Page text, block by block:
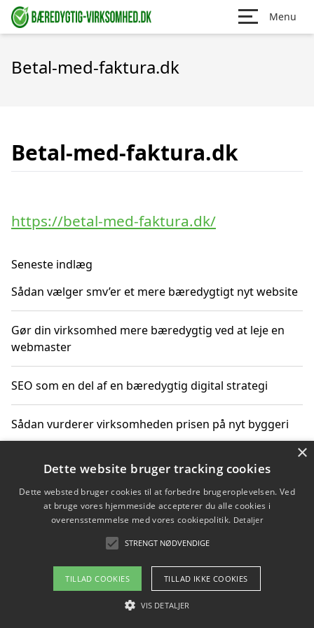
Menu
Betal-med-faktura.dk
Betal-med-faktura.dk
https://betal-med-faktura.dk/
Seneste indlæg
Sådan vælger smv’er et mere bæredygtigt nyt website
Gør din virksomhed mere bæredygtig ved at leje en
webmaster
SEO som en del af en bæredygtig digital strategi
Sådan vurderer virksomheden prisen på nyt byggeri
Sådan får du hjælp til en hjemmeside uden binding
Copyright 2026 - Pilanto Aps
Om / kontakt
Blog Betingelser
×
Dette website bruger tracking cookies
Dette websted bruger cookies til at forbedre brugeroplevelsen. Ved
at bruge vores hjemmeside accepterer du alle cookies i
overensstemmelse med vores cookiepolitik. Detaljer
STRENGT NØDVENDIGE
TILLAD COOKIES TILLAD IKKE COOKIES
VIS DETALJER